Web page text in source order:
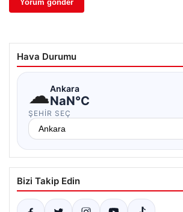
Hava Durumu
☁Ankara
NaN°C
ŞEHIR SEÇ
Bizi Takip Edin